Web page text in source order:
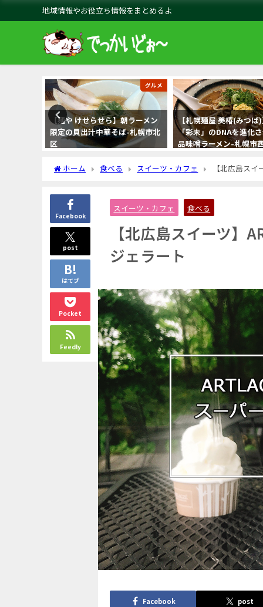
地域情報やお役立ち情報をまとめるよ
グルメ
【麺や けせらせら】朝ラーメン
限定の貝出汁中華そば-札幌市北
区
【札幌麺屋 美椿(みつば
「彩未」のDNAを進化
品味噌ラーメン-札幌市
ホーム 食べる スイーツ・カフェ 【北広島ス
Facebook
post
はてブ
Pocket
Feedly
スイーツ・カフェ 食べる
【北広島スイーツ】
ジェラート
Facebook post